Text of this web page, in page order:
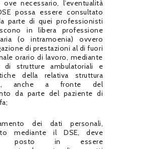
ove necessario, l’eventualità
possa essere consultato
parte di quei professionisti
in libera professione
(o intramoenia) ovvero
di prestazioni al di fuori
orario di lavoro, mediante
di strutture ambulatoriali e
della relativa struttura
anche a fronte del
da parte del paziente di
dei dati personali,
mediante il DSE, deve
posto in essere